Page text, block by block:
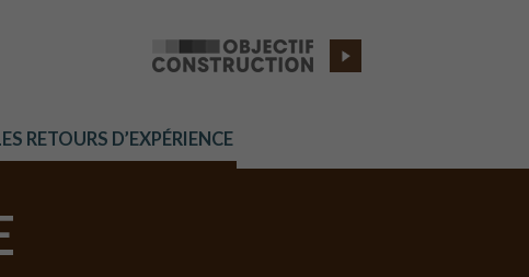
RETOURS D’EXPÉRIENCE